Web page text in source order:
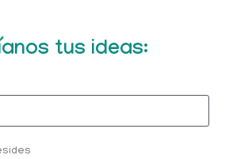
tus ideas: